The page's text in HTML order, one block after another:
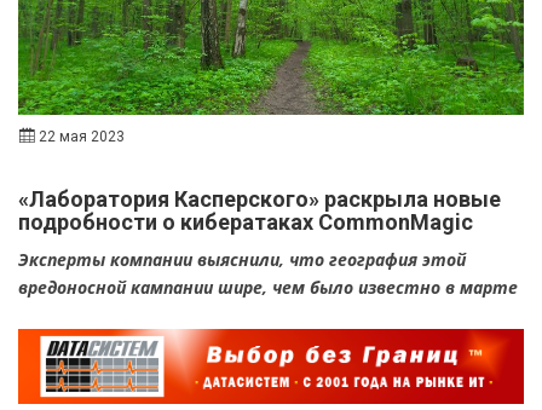
22 мая 2023
«Лаборатория Касперского» раскрыла новые
подробности о кибератаках CommonMagic
Эксперты компании выяснили, что география этой
вредоносной кампании шире, чем было известно в марте